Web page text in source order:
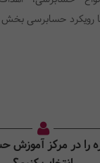
رویکرد حسابرسی
را در مرکز آموزش